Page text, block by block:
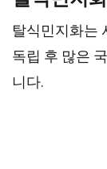
탈식민지화는
독립 후 많은
니다.